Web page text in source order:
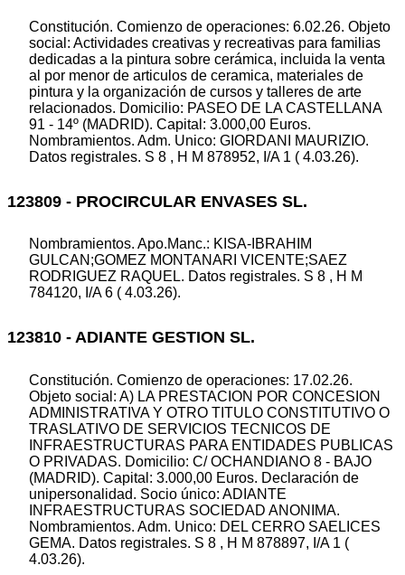
Constitución. Comienzo de operaciones: 6.02.26. Objeto
social: Actividades creativas y recreativas para familias
dedicadas a la pintura sobre cerámica, incluida la venta
al por menor de articulos de ceramica, materiales de
pintura y la organización de cursos y talleres de arte
relacionados. Domicilio: PASEO DE LA CASTELLANA
91 - 14º (MADRID). Capital: 3.000,00 Euros.
Nombramientos. Adm. Unico: GIORDANI MAURIZIO.
Datos registrales. S 8 , H M 878952, I/A 1 ( 4.03.26).
123809 - PROCIRCULAR ENVASES SL.
Nombramientos. Apo.Manc.: KISA-IBRAHIM
GULCAN;GOMEZ MONTANARI VICENTE;SAEZ
RODRIGUEZ RAQUEL. Datos registrales. S 8 , H M
784120, I/A 6 ( 4.03.26).
123810 - ADIANTE GESTION SL.
Constitución. Comienzo de operaciones: 17.02.26.
Objeto social: A) LA PRESTACION POR CONCESION
ADMINISTRATIVA Y OTRO TITULO CONSTITUTIVO O
TRASLATIVO DE SERVICIOS TECNICOS DE
INFRAESTRUCTURAS PARA ENTIDADES PUBLICAS
O PRIVADAS. Domicilio: C/ OCHANDIANO 8 - BAJO
(MADRID). Capital: 3.000,00 Euros. Declaración de
unipersonalidad. Socio único: ADIANTE
INFRAESTRUCTURAS SOCIEDAD ANONIMA.
Nombramientos. Adm. Unico: DEL CERRO SAELICES
GEMA. Datos registrales. S 8 , H M 878897, I/A 1 (
4.03.26).